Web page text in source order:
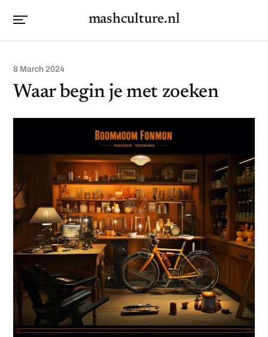
mashculture.nl
8 March 2024
Waar begin je met zoeken